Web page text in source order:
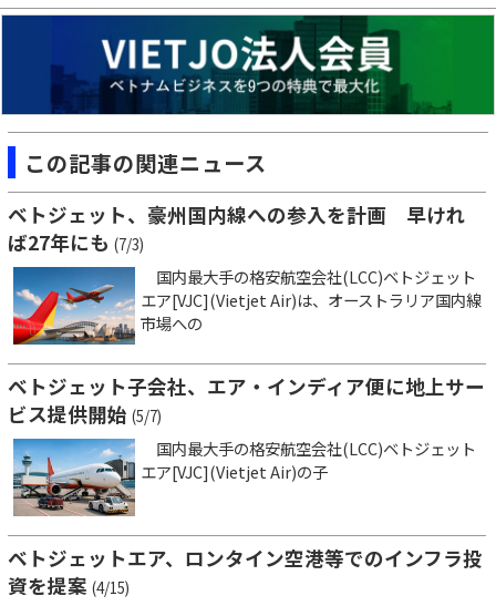
この記事の関連ニュース
ベトジェット、豪州国内線への参入を計画 早けれ
ば27年にも (7/3)
国内最大手の格安航空会社(LCC)ベトジェット
エア[VJC](Vietjet Air)は、オーストラリア国内線
市場への
ベトジェット子会社、エア・インディア便に地上サー
ビス提供開始 (5/7)
国内最大手の格安航空会社(LCC)ベトジェット
エア[VJC](Vietjet Air)の子
ベトジェットエア、ロンタイン空港等でのインフラ投
資を提案 (4/15)